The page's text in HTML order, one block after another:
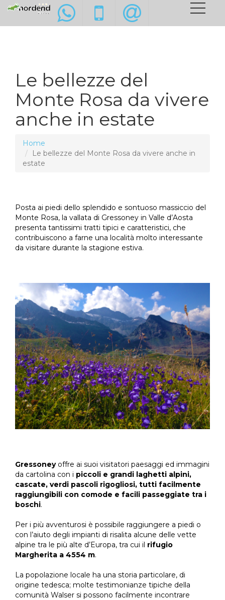
Le bellezze del
Monte Rosa da vivere
anche in estate
Home
Le bellezze del Monte Rosa da vivere anche in
estate
Posta ai piedi dello splendido e sontuoso massiccio del
Monte Rosa, la vallata di Gressoney in Valle d’Aosta
presenta tantissimi tratti tipici e caratteristici, che
contribuiscono a farne una località molto interessante
da visitare durante la stagione estiva.
Gressoneyoffre ai suoi visitatori paesaggi ed immagini
da cartolina con i piccoli e grandi laghetti alpini,
cascate, verdi pascoli rigogliosi, tutti facilmente
raggiungibili con comode e facili passeggiate tra i
boschi.
Per i più avventurosi è possibile raggiungere a piedi o
con l’aiuto degli impianti di risalita alcune delle vette
alpine tra le più alte d’Europa, tra cui il rifugio
Margherita a 4554 m.
La popolazione locale ha una storia particolare, di
origine tedesca; molte testimonianze tipiche della
comunità Walser si possono facilmente incontrare